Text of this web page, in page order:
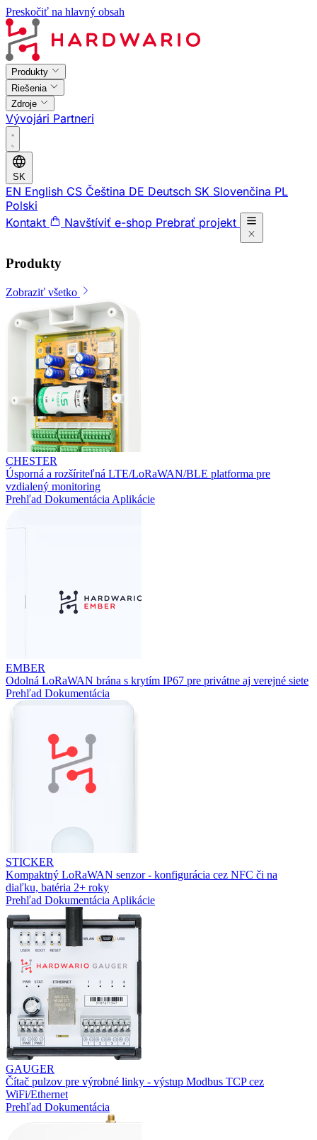
Preskočiť na hlavný obsah
Produkty
Riešenia
Zdroje
Vývojári Partneri
SK
EN English CS Čeština DE Deutsch SK Slovenčina PL
Polski
Kontakt
Navštíviť e-shop Prebrať projekt
Produkty
Zobraziť všetko
CHESTER
Úsporná a rozšíriteľná LTE/LoRaWAN/BLE platforma pre
vzdialený monitoring
Prehľad Dokumentácia Aplikácie
EMBER
Odolná LoRaWAN brána s krytím IP67 pre privátne aj verejné siete
Prehľad Dokumentácia
STICKER
Kompaktný LoRaWAN senzor - konfigurácia cez NFC či na
diaľku, batéria 2+ roky
Prehľad Dokumentácia Aplikácie
GAUGER
Čítač pulzov pre výrobné linky - výstup Modbus TCP cez
WiFi/Ethernet
Prehľad Dokumentácia